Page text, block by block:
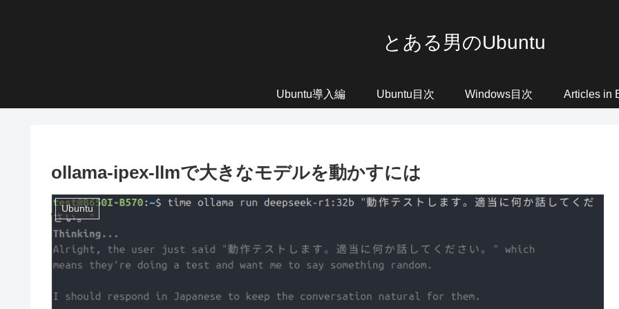
とある男のUbuntu
Ubuntu導入編 Ubuntu目次 Windows目次 Articles in
ollama-ipex-llmで大きなモデルを動かすには
Ubuntu